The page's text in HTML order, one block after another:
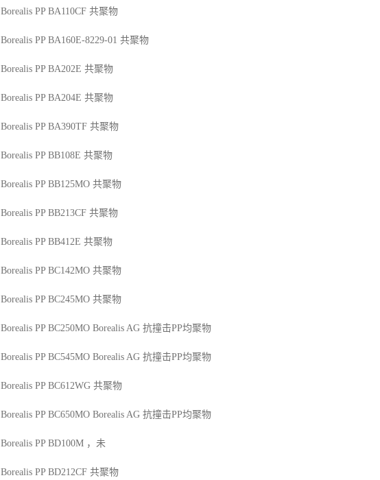
Borealis PP BA110CF 共聚物
Borealis PP BA160E-8229-01 共聚物
Borealis PP BA202E 共聚物
Borealis PP BA204E 共聚物
Borealis PP BA390TF 共聚物
Borealis PP BB108E 共聚物
Borealis PP BB125MO 共聚物
Borealis PP BB213CF 共聚物
Borealis PP BB412E 共聚物
Borealis PP BC142MO 共聚物
Borealis PP BC245MO 共聚物
Borealis PP BC250MO Borealis AG 抗撞击PP均聚物
Borealis PP BC545MO Borealis AG 抗撞击PP均聚物
Borealis PP BC612WG 共聚物
Borealis PP BC650MO Borealis AG 抗撞击PP均聚物
Borealis PP BD100M ，未
Borealis PP BD212CF 共聚物